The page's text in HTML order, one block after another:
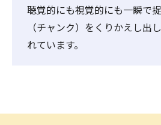
聴覚的にも視覚的にも一瞬で
（チャンク）をくりかえし出
れています。